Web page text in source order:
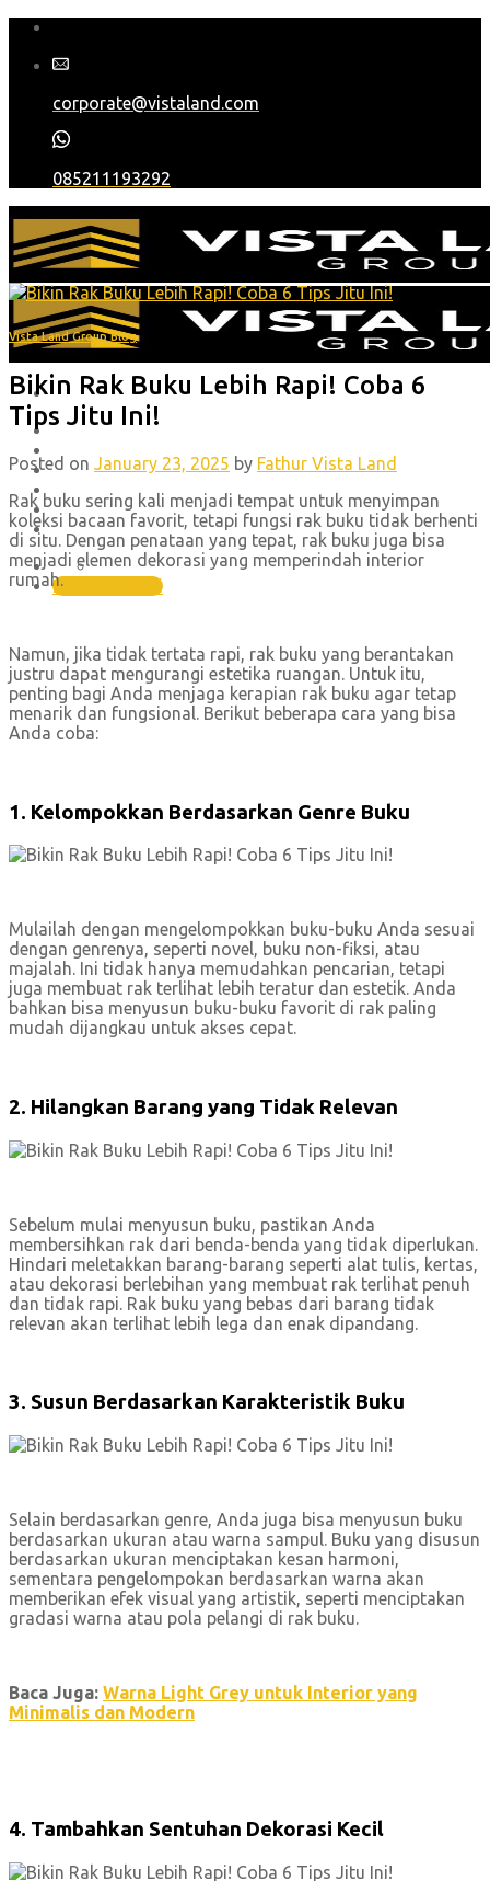
Skip
content
corporate@vistaland.com
085211193292
Home
Proyek
Blog
Karir
Hubungi Kami
(021) 30448551 , (021) 45850701
Hubungi Kami
Vista Land Group Blog
Bikin Rak Buku Lebih Rapi! Coba 6
Tips Jitu Ini!
Posted on January 23, 2025 by Fathur Vista Land
Rak buku sering kali menjadi tempat untuk menyimpan
koleksi bacaan favorit, tetapi fungsi rak buku tidak berhenti
di situ. Dengan penataan yang tepat, rak buku juga bisa
menjadi elemen dekorasi yang memperindah interior
rumah.
Namun, jika tidak tertata rapi, rak buku yang berantakan
justru dapat mengurangi estetika ruangan. Untuk itu,
penting bagi Anda menjaga kerapian rak buku agar tetap
menarik dan fungsional. Berikut beberapa cara yang bisa
Anda coba:
1. Kelompokkan Berdasarkan Genre Buku
Mulailah dengan mengelompokkan buku-buku Anda sesuai
dengan genrenya, seperti novel, buku non-fiksi, atau
majalah. Ini tidak hanya memudahkan pencarian, tetapi
juga membuat rak terlihat lebih teratur dan estetik. Anda
bahkan bisa menyusun buku-buku favorit di rak paling
mudah dijangkau untuk akses cepat.
2. Hilangkan Barang yang Tidak Relevan
Sebelum mulai menyusun buku, pastikan Anda
membersihkan rak dari benda-benda yang tidak diperlukan.
Hindari meletakkan barang-barang seperti alat tulis, kertas,
atau dekorasi berlebihan yang membuat rak terlihat penuh
dan tidak rapi. Rak buku yang bebas dari barang tidak
relevan akan terlihat lebih lega dan enak dipandang.
3. Susun Berdasarkan Karakteristik Buku
Selain berdasarkan genre, Anda juga bisa menyusun buku
berdasarkan ukuran atau warna sampul. Buku yang disusun
berdasarkan ukuran menciptakan kesan harmoni,
sementara pengelompokan berdasarkan warna akan
memberikan efek visual yang artistik, seperti menciptakan
gradasi warna atau pola pelangi di rak buku.
Baca Juga: Warna Light Grey untuk Interior yang
Minimalis dan Modern
4. Tambahkan Sentuhan Dekorasi Kecil